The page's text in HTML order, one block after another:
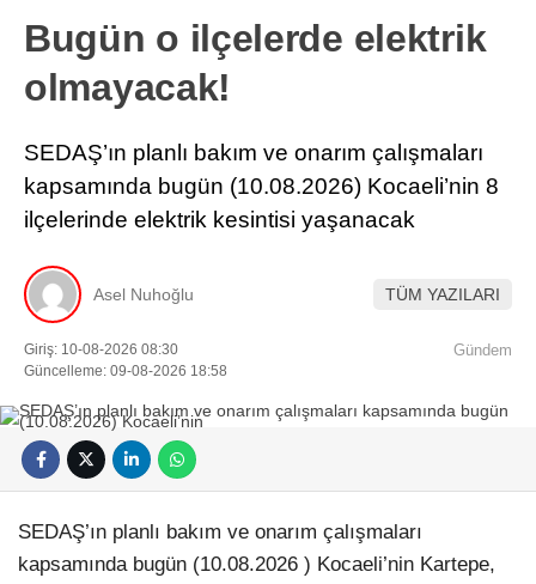
Bugün o ilçelerde elektrik
olmayacak!
SEDAŞ’ın planlı bakım ve onarım çalışmaları
kapsamında bugün (10.08.2026) Kocaeli’nin 8
ilçelerinde elektrik kesintisi yaşanacak
Asel Nuhoğlu TÜM YAZILARI
Giriş: 10-08-2026 08:30
Güncelleme: 09-08-2026 18:58
Gündem
SEDAŞ’ın planlı bakım ve onarım çalışmaları
kapsamında bugün (10.08.2026 ) Kocaeli’nin Kartepe,